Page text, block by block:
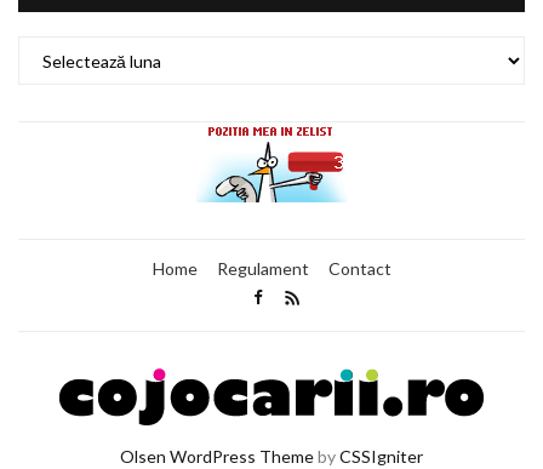
Home Regulament Contact
Olsen WordPress ThemebyCSSIgniter